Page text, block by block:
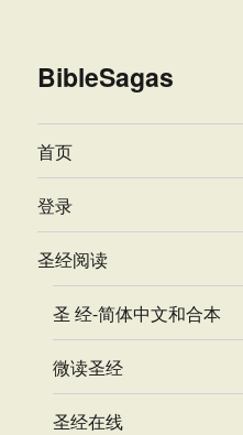
BibleSagas
首页
登录
圣经阅读
圣 经-简体中文和合本
微读圣经
圣经在线